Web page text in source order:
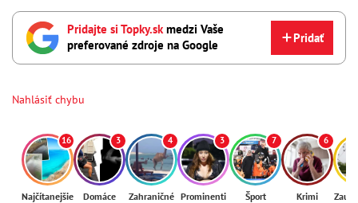
Pridajte si Topky.skmedzi Vaše
preferované zdroje na Google
Pridať
Nahlásiť chybu
16
Najčítanejšie
3
Domáce
4
Zahraničné
3
Prominenti
7
Šport
6
Krimi